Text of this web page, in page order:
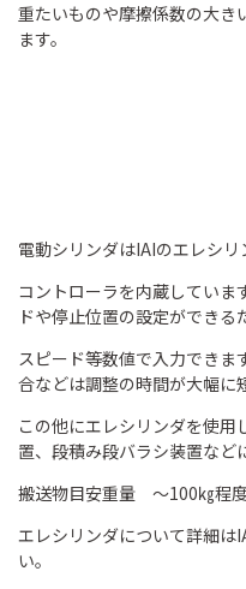
重たいものや摩擦係数の大き
ます。
電動シリンダはIAIのエレシリ
コントローラを内蔵していま
ドや停止位置の設定ができる
スピード等数値で入力できま
合などは調整の時間が大幅に
この他にエレシリンダを使
置、段積み段バラシ装置など
搬送物目安重量 ～100㎏程
エレシリンダについて詳細は
い。